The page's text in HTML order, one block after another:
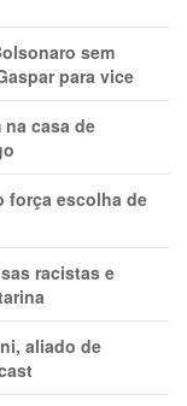
sem
para vice
casa de
força escolha de
racistas e
aliado de